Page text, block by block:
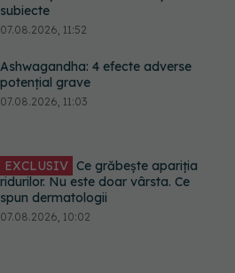
Ashwagandha: 4 efecte adverse
potențial grave
EXCLUSIV
07.08.2026, 10:02
Alina Pușcău dezvăluie diagnosticul
care i-a schimbat viața: Am cancer